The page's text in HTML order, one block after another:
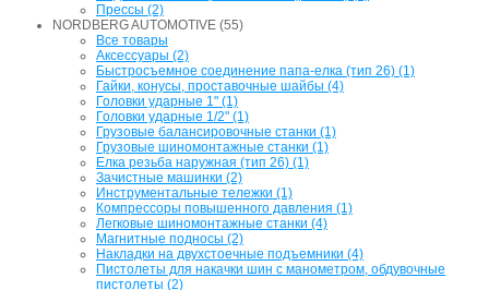
Прессы (2)
NORDBERG AUTOMOTIVE (55)
Все товары
Аксессуары (2)
Быстросъемное соединение папа-елка (тип 26) (1)
Гайки, конусы, проставочные шайбы (4)
Головки ударные 1" (1)
Головки ударные 1/2" (1)
Грузовые балансировочные станки (1)
Грузовые шиномонтажные станки (1)
Елка резьба наружная (тип 26) (1)
Зачистные машинки (2)
Инструментальные тележки (1)
Компрессоры повышенного давления (1)
Легковые шиномонтажные станки (4)
Магнитные подносы (2)
Накладки на двухстоечные подъемники (4)
Пистолеты для накачки шин с манометром, обдувочные
пистолеты (2)